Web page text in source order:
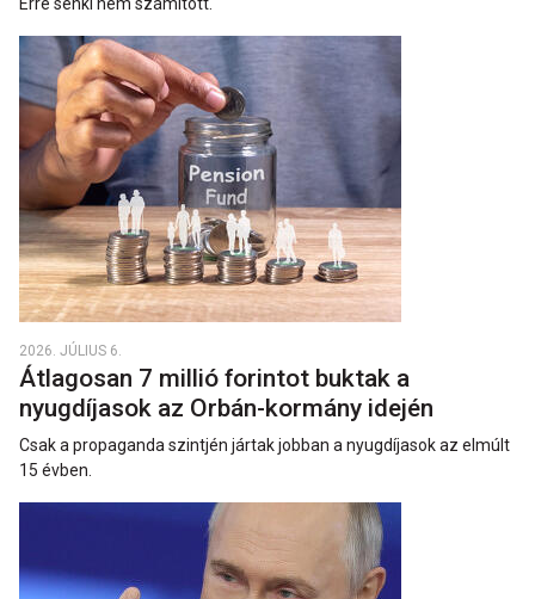
Erre senki nem számított.
2026. JÚLIUS 6.
Átlagosan 7 millió forintot buktak a
nyugdíjasok az Orbán-kormány idején
Csak a propaganda szintjén jártak jobban a nyugdíjasok az elmúlt
15 évben.